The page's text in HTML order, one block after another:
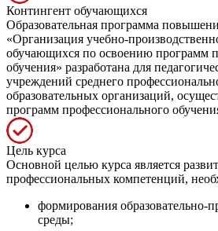
Контингент обучающихся
Образовательная программа
«Организация учебно-
обучающихся по освоению программ
обучения» разработана для
учреждений среднего
образовательных организаций,
программ профессионального
Цель курса
Основной целью курса является
профессиональных компетенций,
формирования образовательно-
среды;